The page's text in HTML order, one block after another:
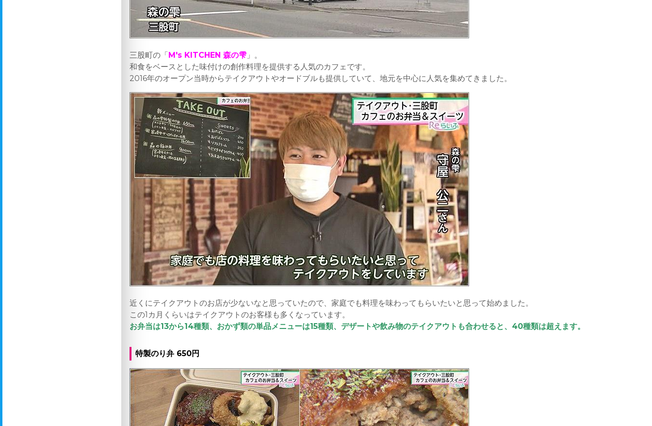
三股町の「 M's KITCHEN 森の雫 」。
和食をベースとした味付けの創作料理を提供する人気のカフェです。
2016年のオープン当時からテイクアウトやオードブルも提供していて、地元を中心に人気を集めてきました。
近くにテイクアウトのお店が少ないなと思っていたので、家庭でも料理を味わってもらいたいと思って始めました。
この1カ月くらいはテイクアウトのお客様も多くなっています。
お弁当は13から14種類、おかず類の単品メニューは15種類、デザートや飲み物のテイクアウトも合わせると、40種類は超えます。
特製のり弁 650円